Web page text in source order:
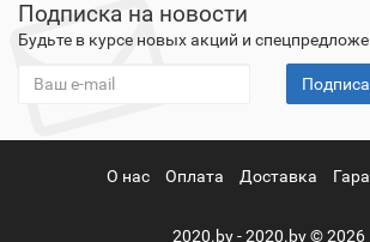
Подписка на новости
Будьте в курсе новых акций и
О нас Оплата Доставка
2020.by - 2020.by © 2026